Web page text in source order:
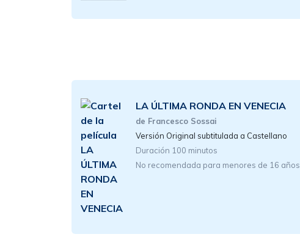
LA ÚLTIMA RONDA EN VENECIA
de Francesco Sossai
Versión Original subtitulada a Castellano
Duración 100 minutos
No recomendada para menores de 16 años